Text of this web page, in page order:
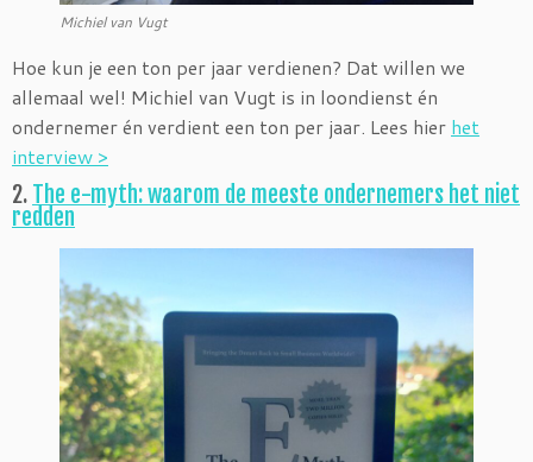
Michiel van Vugt
Hoe kun je een ton per jaar verdienen? Dat willen we
allemaal wel! Michiel van Vugt is in loondienst én
ondernemer én verdient een ton per jaar. Lees hier het
interview >
2. The e-myth: waarom de meeste ondernemers het niet
redden